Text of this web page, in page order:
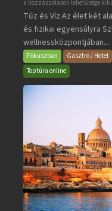
Aquacity
Poprad
·
Wellness
és
Gyógyfürdő
a hozzászólások lehetősége
Tűz és Víz.Az élet két
és fizikai egyensúlyra
wellnessközpontjában....
Fókuszban Gasztro / Hotel
Toptúra online